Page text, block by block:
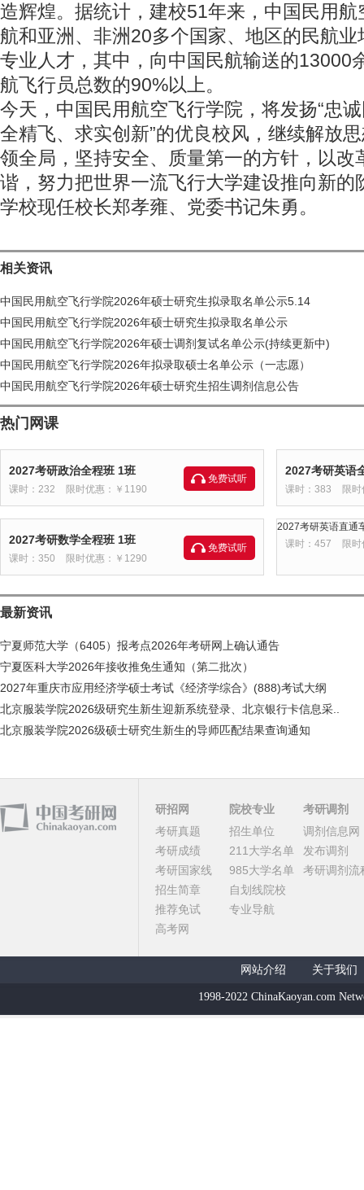
造辉煌。据统计，建校51年来，中国民用
航和亚洲、非洲20多个国家、地区的民航
专业人才，其中，向中国民航输送的13000
航飞行员总数的90%以上。
今天，中国民用航空飞行学院，将发扬“忠
全精飞、求实创新”的优良校风，继续解放
领全局，坚持安全、质量第一的方针，以改
谐，努力把世界一流飞行大学建设推向新的
学校现任校长郑孝雍、党委书记朱勇。
相关资讯
中国民用航空飞行学院2026年硕士研究生拟录取名单公示5.14
中国民用航空飞行学院2026年硕士研究生拟录取名单公示
中国民用航空飞行学院2026年硕士调剂复试名单公示(持续更新中)
中国民用航空飞行学院2026年拟录取硕士名单公示（一志愿）
中国民用航空飞行学院2026年硕士研究生招生调剂信息公告
热门网课
2027考研政治全程班 1班
课时：232 限时优惠：￥1190
免费试听
2027考研英语
课时：383 限
2027考研数学全程班 1班
课时：350 限时优惠：￥1290
免费试听
2027考研英语直通
课时：457
限
最新资讯
宁夏师范大学（6405）报考点2026年考研网上确认通告
宁夏医科大学2026年接收推免生通知（第二批次）
2027年重庆市应用经济学硕士考试《经济学综合》(888)考试大纲
北京服装学院2026级研究生新生迎新系统登录、北京银行卡信息采..
北京服装学院2026级硕士研究生新生的导师匹配结果查询通知
研招网
考研真题
考研成绩
考研国家线
招生简章
推荐免试
高考网
院校专业
招生单位
211大学名单
985大学名单
自划线院校
专业导航
考研调剂
调剂信息网
发布调剂
考研调剂流
网站介绍 关于我们
1998-2022 ChinaKaoyan.com